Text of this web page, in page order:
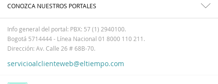
CONOZCA NUESTROS PORTALES
Info general del portal: PBX: 57 (1) 2940100.
Bogotá 5714444 - Línea Nacional 01 8000 110 211.
Dirección: Av. Calle 26 # 68B-70.
servicioalclienteweb@eltiempo.com